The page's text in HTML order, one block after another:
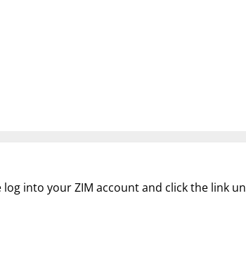
into your ZIM account and click the link